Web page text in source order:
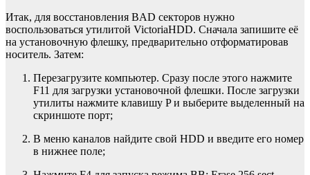
Итак, для восстановления BAD секторов нужно
воспользоваться утилитой VictoriaHDD. Сначала запишите её
на установочную флешку, предварительно отформатировав
носитель. Затем:
Перезагрузите компьютер. Сразу после этого нажмите
F11 для загрузки установочной флешки. После загрузки
утилиты нажмите клавишу P и выберите выделенный на
скриншоте порт;
В меню каналов найдите свой HDD и введите его номер
в нижнее поле;